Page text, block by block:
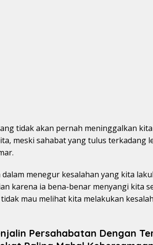
tidak akan pernah meninggalkan
meski sahabat yang tulus terkadang
menegur kesalahan yang kita
karena ia bena-benar menyangi kita
mau melihat kita melakukan
Persahabatan Dengan